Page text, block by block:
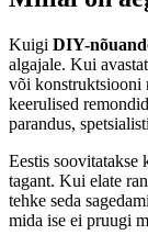
Kuigi DIY-
algajale. Kui
või konstruktsiooni
keerulised
parandus,
Eestis soovitatakse
tagant. Kui elate
tehke seda
mida ise ei pruugi